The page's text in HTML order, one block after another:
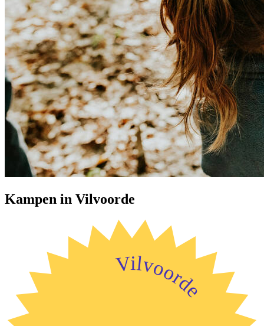
Kampen in Vilvoorde
Vilvoorde